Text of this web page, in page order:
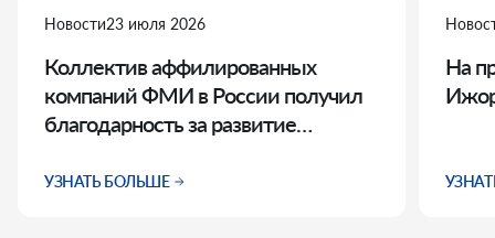
Новости23 июля 2026
Коллектив аффилированных
компаний ФМИ в России получил
благодарность за развитие
УЗНАТЬ БОЛЬШЕ
На